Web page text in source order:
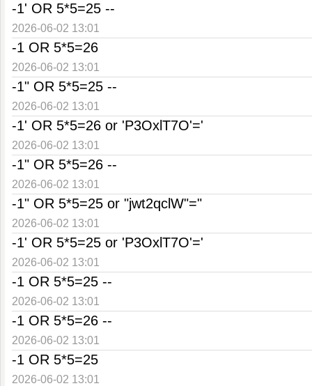
-1' OR 5*5=25 --
2026-06-02 13:01
-1 OR 5*5=26
2026-06-02 13:01
-1" OR 5*5=25 --
2026-06-02 13:01
-1' OR 5*5=26 or 'P3OxlT7O'='
2026-06-02 13:01
-1" OR 5*5=26 --
2026-06-02 13:01
-1" OR 5*5=25 or "jwt2qclW"="
2026-06-02 13:01
-1' OR 5*5=25 or 'P3OxlT7O'='
2026-06-02 13:01
-1 OR 5*5=25 --
2026-06-02 13:01
-1 OR 5*5=26 --
2026-06-02 13:01
-1 OR 5*5=25
2026-06-02 13:01